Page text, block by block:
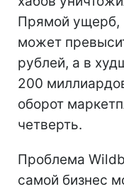
Прямой ущерб,
может
рублей, а в
200
оборот
четверть.
Проблема
самой бизнес